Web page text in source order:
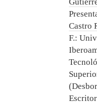
Castro
F.: